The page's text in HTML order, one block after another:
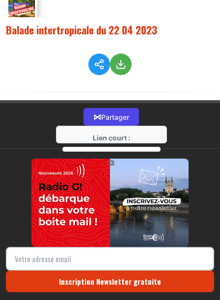
Balade intertropicale du 22 04 2023
⋈Partager
Lien court :
https://radio-g.fr?11412
⧉
Inscription Newsletter gratuite